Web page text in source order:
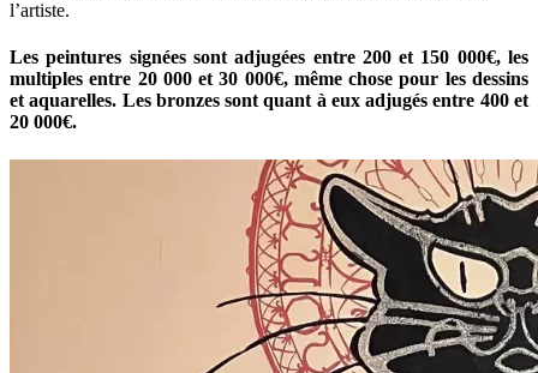
l’artiste.
Les peintures signées sont adjugées entre 200 et 150 000€, les
multiples entre 20 000 et 30 000€, même chose pour les dessins
et aquarelles. Les bronzes sont quant à eux adjugés entre 400 et
20 000€.